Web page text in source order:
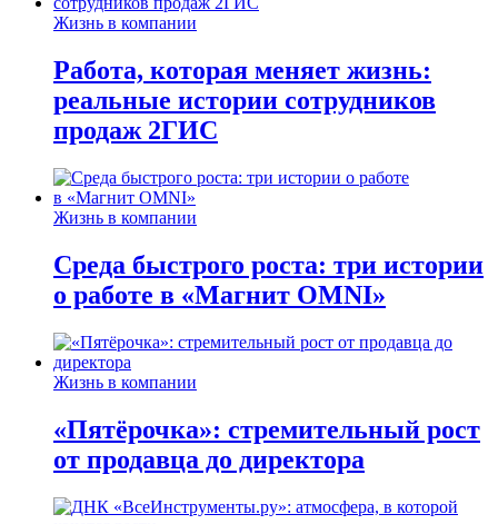
Жизнь в компании
Работа, которая меняет жизнь:
реальные истории сотрудников
продаж 2ГИС
Жизнь в компании
Среда быстрого роста: три истории
о работе в «Магнит OMNI»
Жизнь в компании
«Пятёрочка»: стремительный рост
от продавца до директора